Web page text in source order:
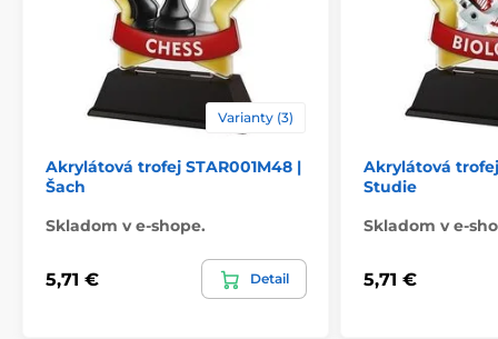
Varianty (3)
Akrylátová trofej STAR001M48 |
Šach
Skladom v e-shope.
5,71 € Detail
Akrylátová trofej
Studie
Skladom v e-
5,71 €